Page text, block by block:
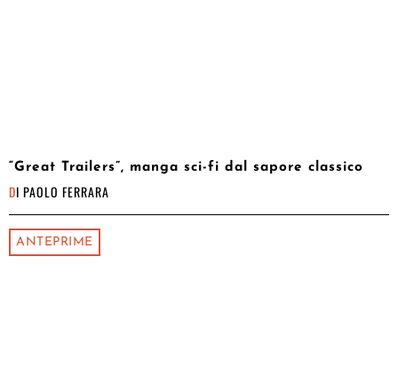
“Great Trailers”, manga sci-fi dal sapore classico
DI PAOLO FERRARA
ANTEPRIME